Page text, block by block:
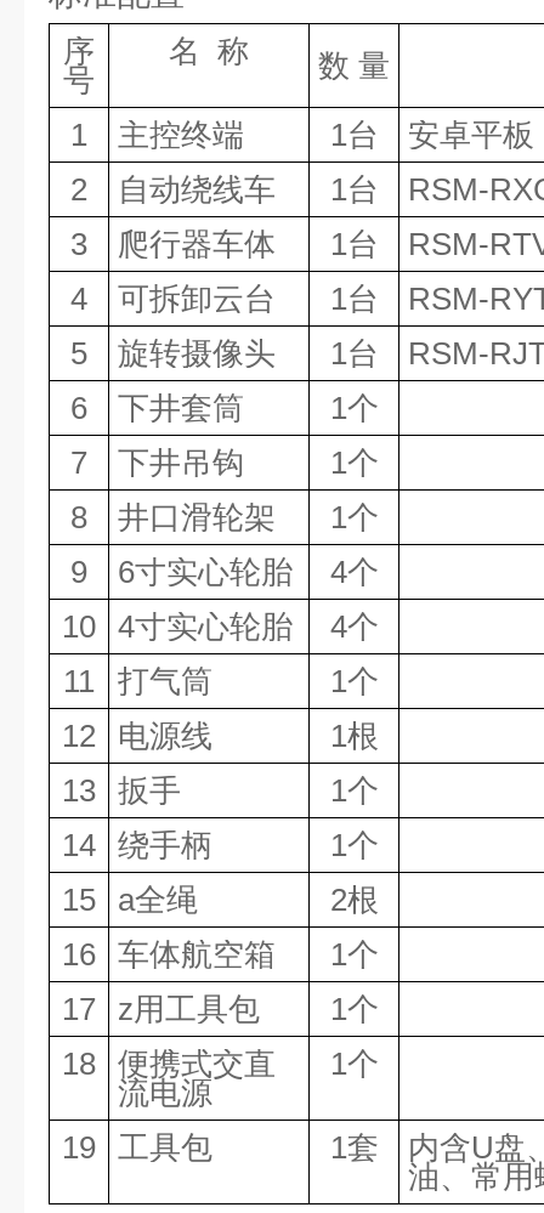
序
号
名 称 数 量
1
主控终端 1台
安卓平板
2
自动绕线车 1台
RSM-
3
爬行器车体 1台
RSM-
4
可拆卸云台 1台
RSM-
5
旋转摄像头 1台
RSM-
6
下井套筒
1个
7
下井吊钩
1个
8
井口滑轮架
1个
9
6寸实心轮胎
4个
10 4寸实心轮胎
4个
11
打气筒
1个
12
电源线
1根
13 扳手
1个
14 绕手柄
1个
15
a全绳
2根
16 车体航空箱
1个
17
z用工具包
1个
18 便携式交直
流电源
1个
19 工具包 1套 内含U盘
油、常用